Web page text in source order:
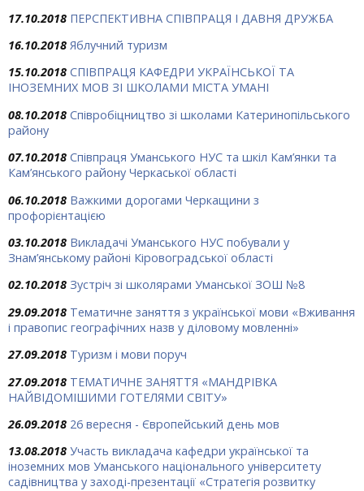
17.10.2018 ПЕРСПЕКТИВНА СПІВПРАЦЯ І ДАВНЯ ДРУЖБА
16.10.2018 Яблучний туризм
15.10.2018 СПІВПРАЦЯ КАФЕДРИ УКРАЇНСЬКОЇ ТА
ІНОЗЕМНИХ МОВ ЗІ ШКОЛАМИ МІСТА УМАНІ
08.10.2018 Співробіцництво зі школами Катеринопільського
району
07.10.2018 Співпраця Уманського НУС та шкіл Кам’янки та
Кам’янського району Черкаської області
06.10.2018 Важкими дорогами Черкащини з
профорієнтацією
03.10.2018 Викладачі Уманського НУС побували у
Знам’янському районі Кіровоградської області
02.10.2018 Зустріч зі школярами Уманської ЗОШ №8
29.09.2018 Тематичне заняття з української мови «Вживання
і правопис географічних назв у діловому мовленні»
27.09.2018 Туризм і мови поруч
27.09.2018 ТЕМАТИЧНЕ ЗАНЯТТЯ «МАНДРІВКА
НАЙВІДОМІШИМИ ГОТЕЛЯМИ СВІТУ»
26.09.2018 26 вересня - Європейський день мов
13.08.2018 Участь викладача кафедри української та
іноземних мов Уманського національного університету
садівництва у заході-презентації «Стратегія розвитку